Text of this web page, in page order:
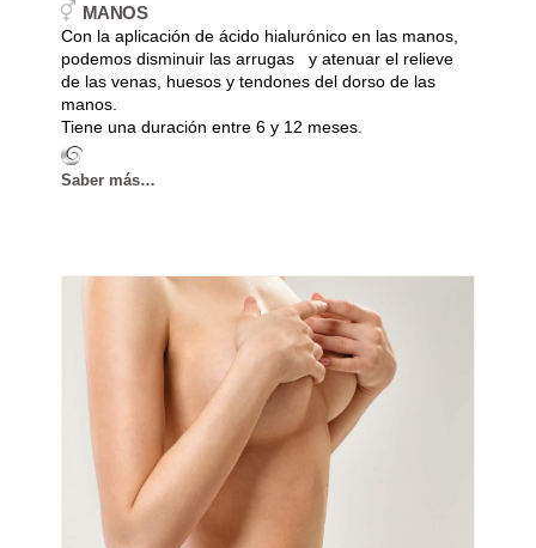
MANOS
Con la aplicación de ácido hialurónico en las manos,
podemos disminuir las arrugas y atenuar el relieve
de las venas, huesos y tendones del dorso de las
manos.
Tiene una duración entre 6 y 12 meses.
Saber más…